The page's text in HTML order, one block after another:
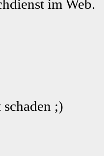
im Web.
;)